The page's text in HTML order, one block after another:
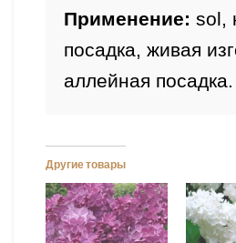
Применение: sol,
посадка, живая
аллейная посадка.
Другие товары